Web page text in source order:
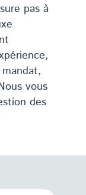
pas à
vous
des